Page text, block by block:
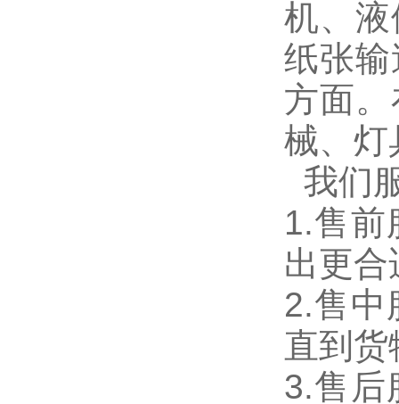
机、
纸张
方面
械、灯
我们
1.售前
出更合
2.售中
直到
3.售后